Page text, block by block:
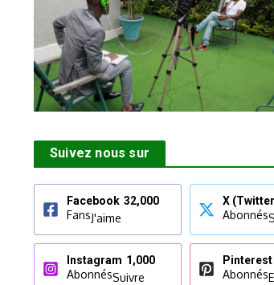
Suivez nous sur
Facebook 32,000
FansJ'aime
X
Abonnés
Instagram 1,000
AbonnésSuivre
Pinterest
Abonnés